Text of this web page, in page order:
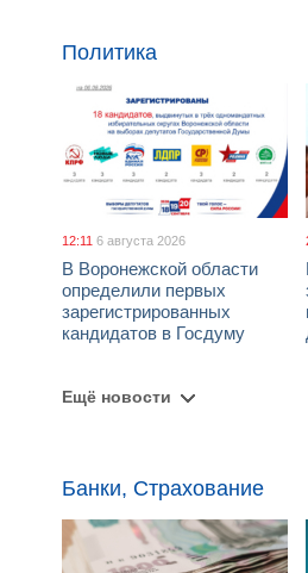
Политика
12:11 6 августа 2026
В Воронежской области
определили первых
зарегистрированных
кандидатов в Госдуму
Ещё новости
Банки, Страхование